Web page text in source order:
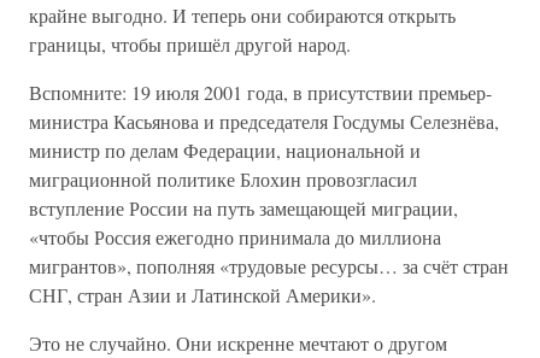
крайне выгодно. И теперь они собираются открыть
границы, чтобы пришёл другой народ.
Вспомните: 19 июля 2001 года, в присутствии премьер-
министра Касьянова и председателя Госдумы Селезнёва,
министр по делам Федерации, национальной и
миграционной политике Блохин провозгласил
вступление России на путь замещающей миграции,
«чтобы Россия ежегодно принимала до миллиона
мигрантов», пополняя «трудовые ресурсы… за счёт стран
СНГ, стран Азии и Латинской Америки».
Это не случайно. Они искренне мечтают о другом